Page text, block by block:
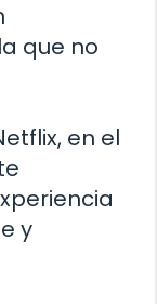
que no
en el
y